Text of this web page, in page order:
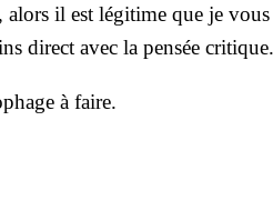
alors il est légi­time que je
direct avec la pen­sée cri­tique.
à faire.